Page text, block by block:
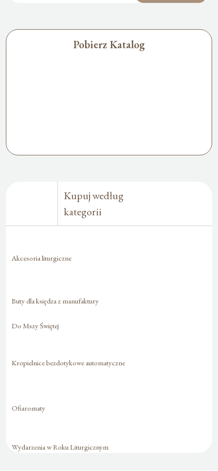
Pobierz Katalog
Kupuj według
kategorii
Akcesoria liturgiczne
Buty dla księdza z manufaktury
Do Mszy Świętej
Kropielnice bezdotykowe automatyczne
Ofiaromaty
Wydarzenia w Roku Liturgicznym